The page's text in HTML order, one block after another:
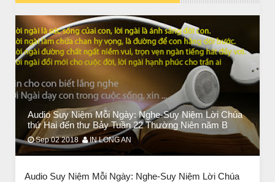
// VIEW MORE BY AUDIO SUY NIỆM MỖI NGÀY
Audio Suy Niệm Mỗi Ngày: Nghe-Suy Niệm Lời Chúa
thứ Hai đến thư Bảy Tuần 22 Thường Niên năm B
Sep 02 2018 IN LONG AN
Audio Suy Niệm Mỗi Ngày: Nghe-Suy Niệm Lời Chúa
BÀI NỔI BẬT
BÀI HỌC LỚN TỪ MỘT EM BÉ